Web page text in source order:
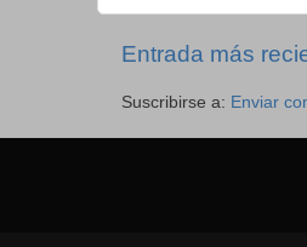
Entrada más
Suscribirse a: Enviar